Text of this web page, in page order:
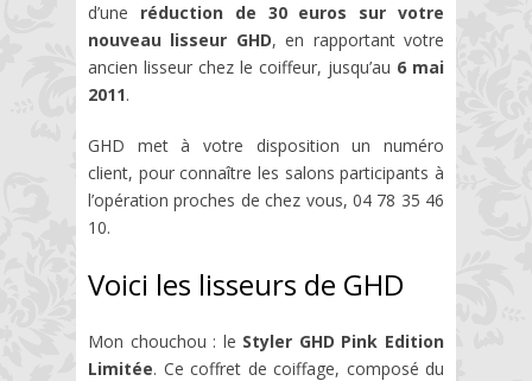
d’une réduction de 30 euros sur votre
nouveau lisseur GHD, en rapportant votre
ancien lisseur chez le coiffeur, jusqu’au 6 mai
2011.
GHD met à votre disposition un numéro
client, pour connaître les salons participants à
l’opération proches de chez vous, 04 78 35 46
10.
Voici les lisseurs de GHD
Mon chouchou : le Styler GHD Pink Edition
Limitée. Ce coffret de coiffage, composé du